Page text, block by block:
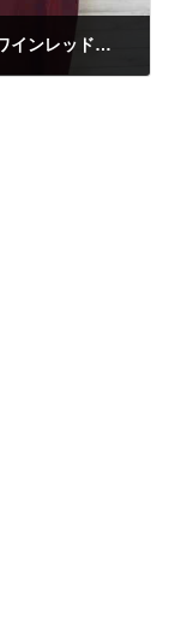
SoldOut【紗・雨コート】フルレングス・ワインレッドぼかし・残布付き・裄丈68.5cm